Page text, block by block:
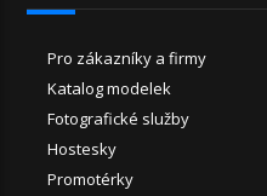
Pro zákazníky a firmy
Katalog modelek
Fotografické služby
Hostesky
Promotérky